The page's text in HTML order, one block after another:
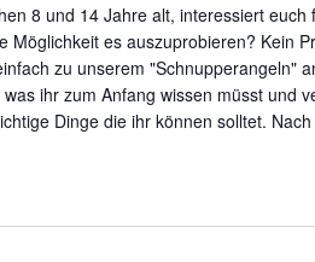
8 und 14 Jahre alt, interessiert euch
Möglichkeit es auszuprobieren? Kein
zu unserem "Schnupperangeln"
ihr zum Anfang wissen müsst und
Dinge die ihr können solltet.